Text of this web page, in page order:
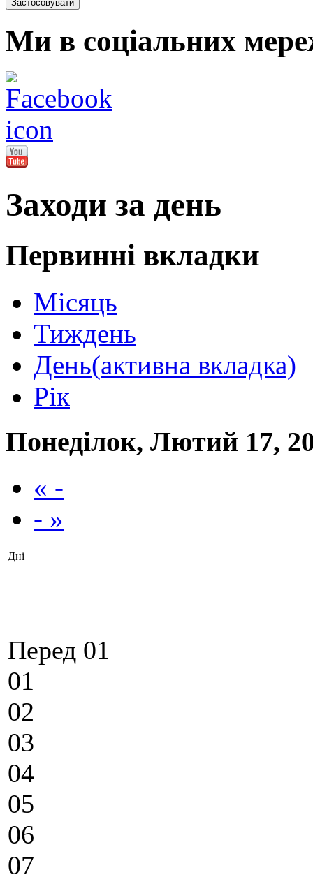
Ми в соціальних
Заходи за день
Первинні вкладки
Місяць
Тиждень
День(активна вкладка)
Рік
Понеділок, Лютий 17,
« -
- »
Дні
Перед 01
01
02
03
04
05
06
07